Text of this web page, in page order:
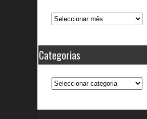
Arquivo
Categorias
Categorias